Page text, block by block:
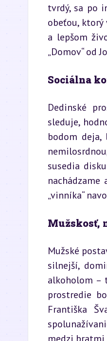
tvrdý, sa po
obeťou,
a lepšom
„Domov“ od
Sociálna
Dedinské
sleduje,
bodom
susedia
nachádzame
„vinníka“
Mužskosť,
Mužské
silnejší,
alkoholom –
prostredie
Františka